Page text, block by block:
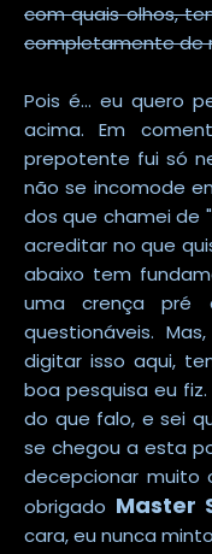
com quais olhos,
completamente de
Pois é... eu quero
acima. Em
prepotente fui só
não se incomode
dos que chamei de
acreditar no que
abaixo tem
uma crença pré
questionáveis.
digitar isso aqui,
boa pesquisa eu
do que falo, e sei
se chegou a esta
decepcionar muito
obrigado Master
cara, eu nunca